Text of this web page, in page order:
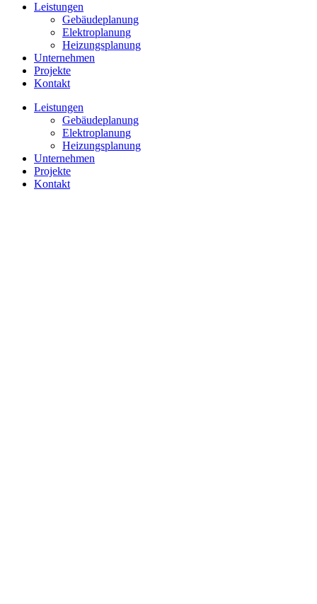
Leistungen
Gebäudeplanung
Elektroplanung
Heizungsplanung
Unternehmen
Projekte
Kontakt
Leistungen
Gebäudeplanung
Elektroplanung
Heizungsplanung
Unternehmen
Projekte
Kontakt